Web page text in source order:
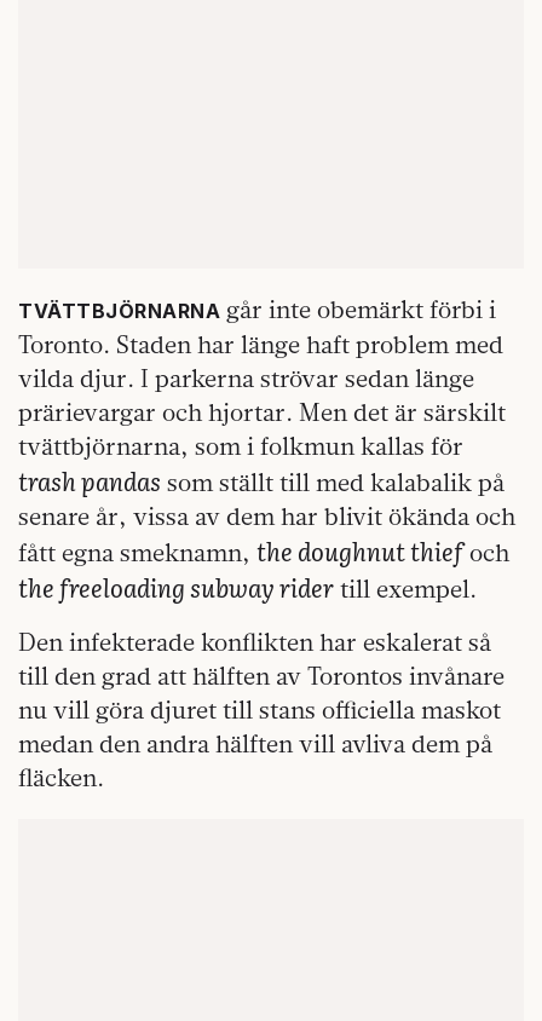
TVÄTTBJÖRNARNA går inte obemärkt förbi i
Toronto. Staden har länge haft problem med
vilda djur. I parkerna strövar sedan länge
prärievargar och hjortar. Men det är särskilt
tvättbjörnarna, som i folkmun kallas för
trash pandas som ställt till med kalabalik på
senare år, vissa av dem har blivit ökända och
fått egna smeknamn, the doughnut thiefoch
the freeloading subway rider till exempel.
Den infekterade konflikten har eskalerat så
till den grad att hälften av Torontos invånare
nu vill göra djuret till stans officiella maskot
medan den andra hälften vill avliva dem på
fläcken.